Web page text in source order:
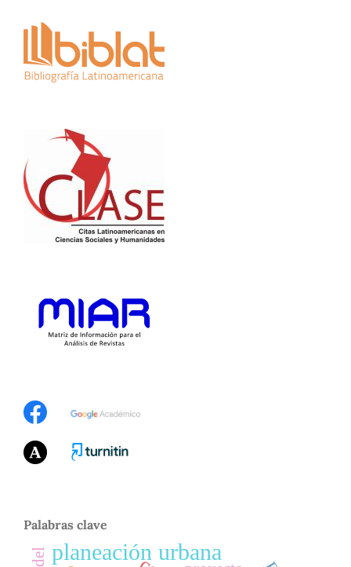
Palabras clave
planeación urbana